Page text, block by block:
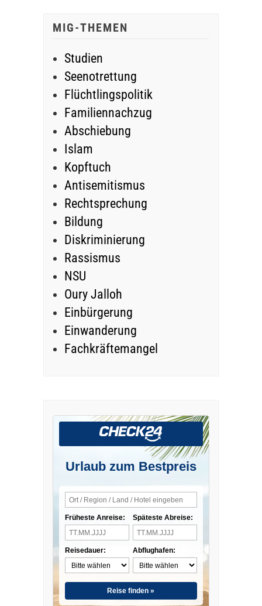
MIG-THEMEN
Studien
Seenotrettung
Flüchtlingspolitik
Familiennachzug
Abschiebung
Islam
Kopftuch
Antisemitismus
Rechtsprechung
Bildung
Diskriminierung
Rassismus
NSU
Oury Jalloh
Einbürgerung
Einwanderung
Fachkräftemangel
Urlaub zum Bestpreis
Früheste Anreise:
Reisedauer:
Späteste Abreise:
Abflughafen:
Reise finden »